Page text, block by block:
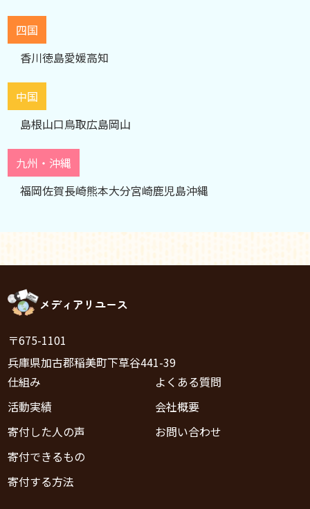
四国
香川徳島愛媛高知
中国
島根山口鳥取広島岡山
九州・沖縄
福岡佐賀長崎熊本大分宮崎鹿児島沖縄
メディアリユース
〒675-1101
兵庫県加古郡稲美町下草谷441-39
仕組み
活動実績
寄付した人の声
寄付できるもの
寄付する方法
よくある質問
会社概要
お問い合わせ